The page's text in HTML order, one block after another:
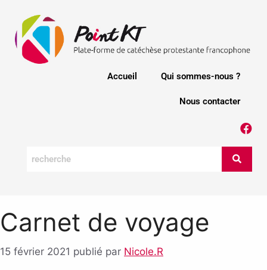
Accueil Qui sommes-nous ?
Nous contacter
Carnet de voyage
15 février 2021 publié par Nicole.R